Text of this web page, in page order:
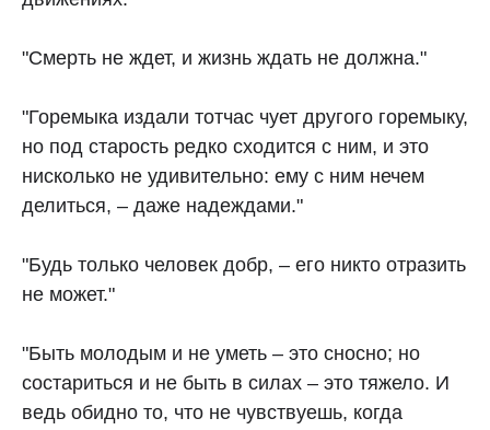
"Смерть не ждет, и жизнь ждать не должна."
"Горемыка издали тотчас чует другого горемыку,
но под старость редко сходится с ним, и это
нисколько не удивительно: ему с ним нечем
делиться, – даже надеждами."
"Будь только человек добр, – его никто отразить
не может."
"Быть молодым и не уметь – это сносно; но
состариться и не быть в силах – это тяжело. И
ведь обидно то, что не чувствуешь, когда